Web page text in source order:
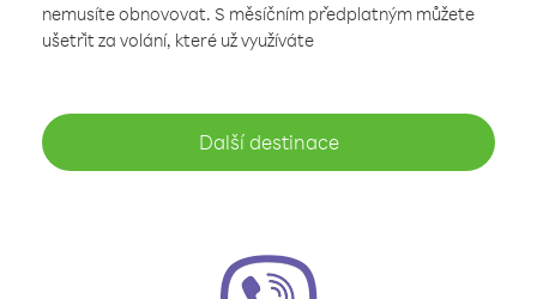
nemusíte obnovovat. S měsíčním předplatným můžete
ušetřit za volání, které už využíváte
Další destinace